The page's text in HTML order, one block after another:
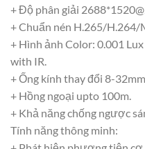
+ Độ phân giải
+ Chuẩn nén H.265/H.264/
+ Hình ảnh Color: 0.001
with IR.
+ Ống kính thay đổi 8-
+ Hồng ngoại upto 100m.
+ Khả năng chống ngược
Tính năng thông minh: